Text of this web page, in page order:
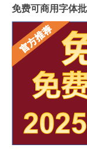
免费可商用字体